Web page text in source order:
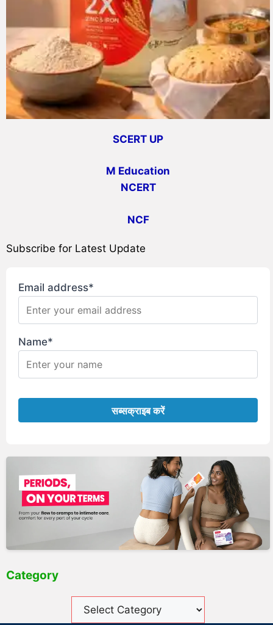
SCERT UP
M Education
NCERT
NCF
Subscribe for Latest Update
Email address*
Name*
Category